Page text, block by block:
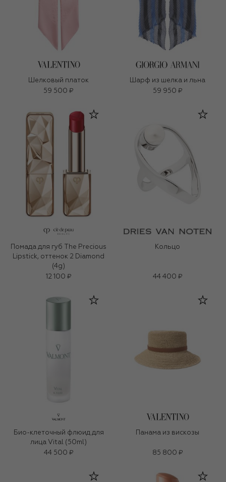
Шелковый платок
59 500 ₽
Шарф из шелка и льна
59 950 ₽
Помада для губ The Precious
Lipstick, оттенок 2 Diamond
(4g)
12 100 ₽
Кольцо
44 400 ₽
Био-клеточный флюид для
лица Vital (50ml)
44 500 ₽
Панама из вискозы
85 800 ₽